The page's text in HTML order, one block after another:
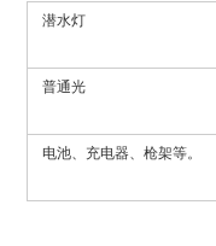
潜水灯
普通光
电池、充电器、枪架等。